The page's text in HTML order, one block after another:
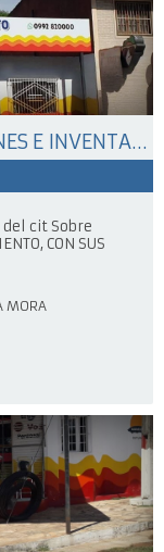
FERRETERIA, VENDO INSTALACIONES E INVENTARIO
del cit Sobre
CON SUS
MORA